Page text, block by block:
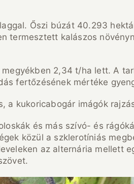
Őszi búzát 40.293
termesztett kalászos
2,34 t/ha lett. A
fertőzésének mértéke
a kukoricabogár imágók
és más szívó- és
közül a szklerotíniás
az alternária mellett